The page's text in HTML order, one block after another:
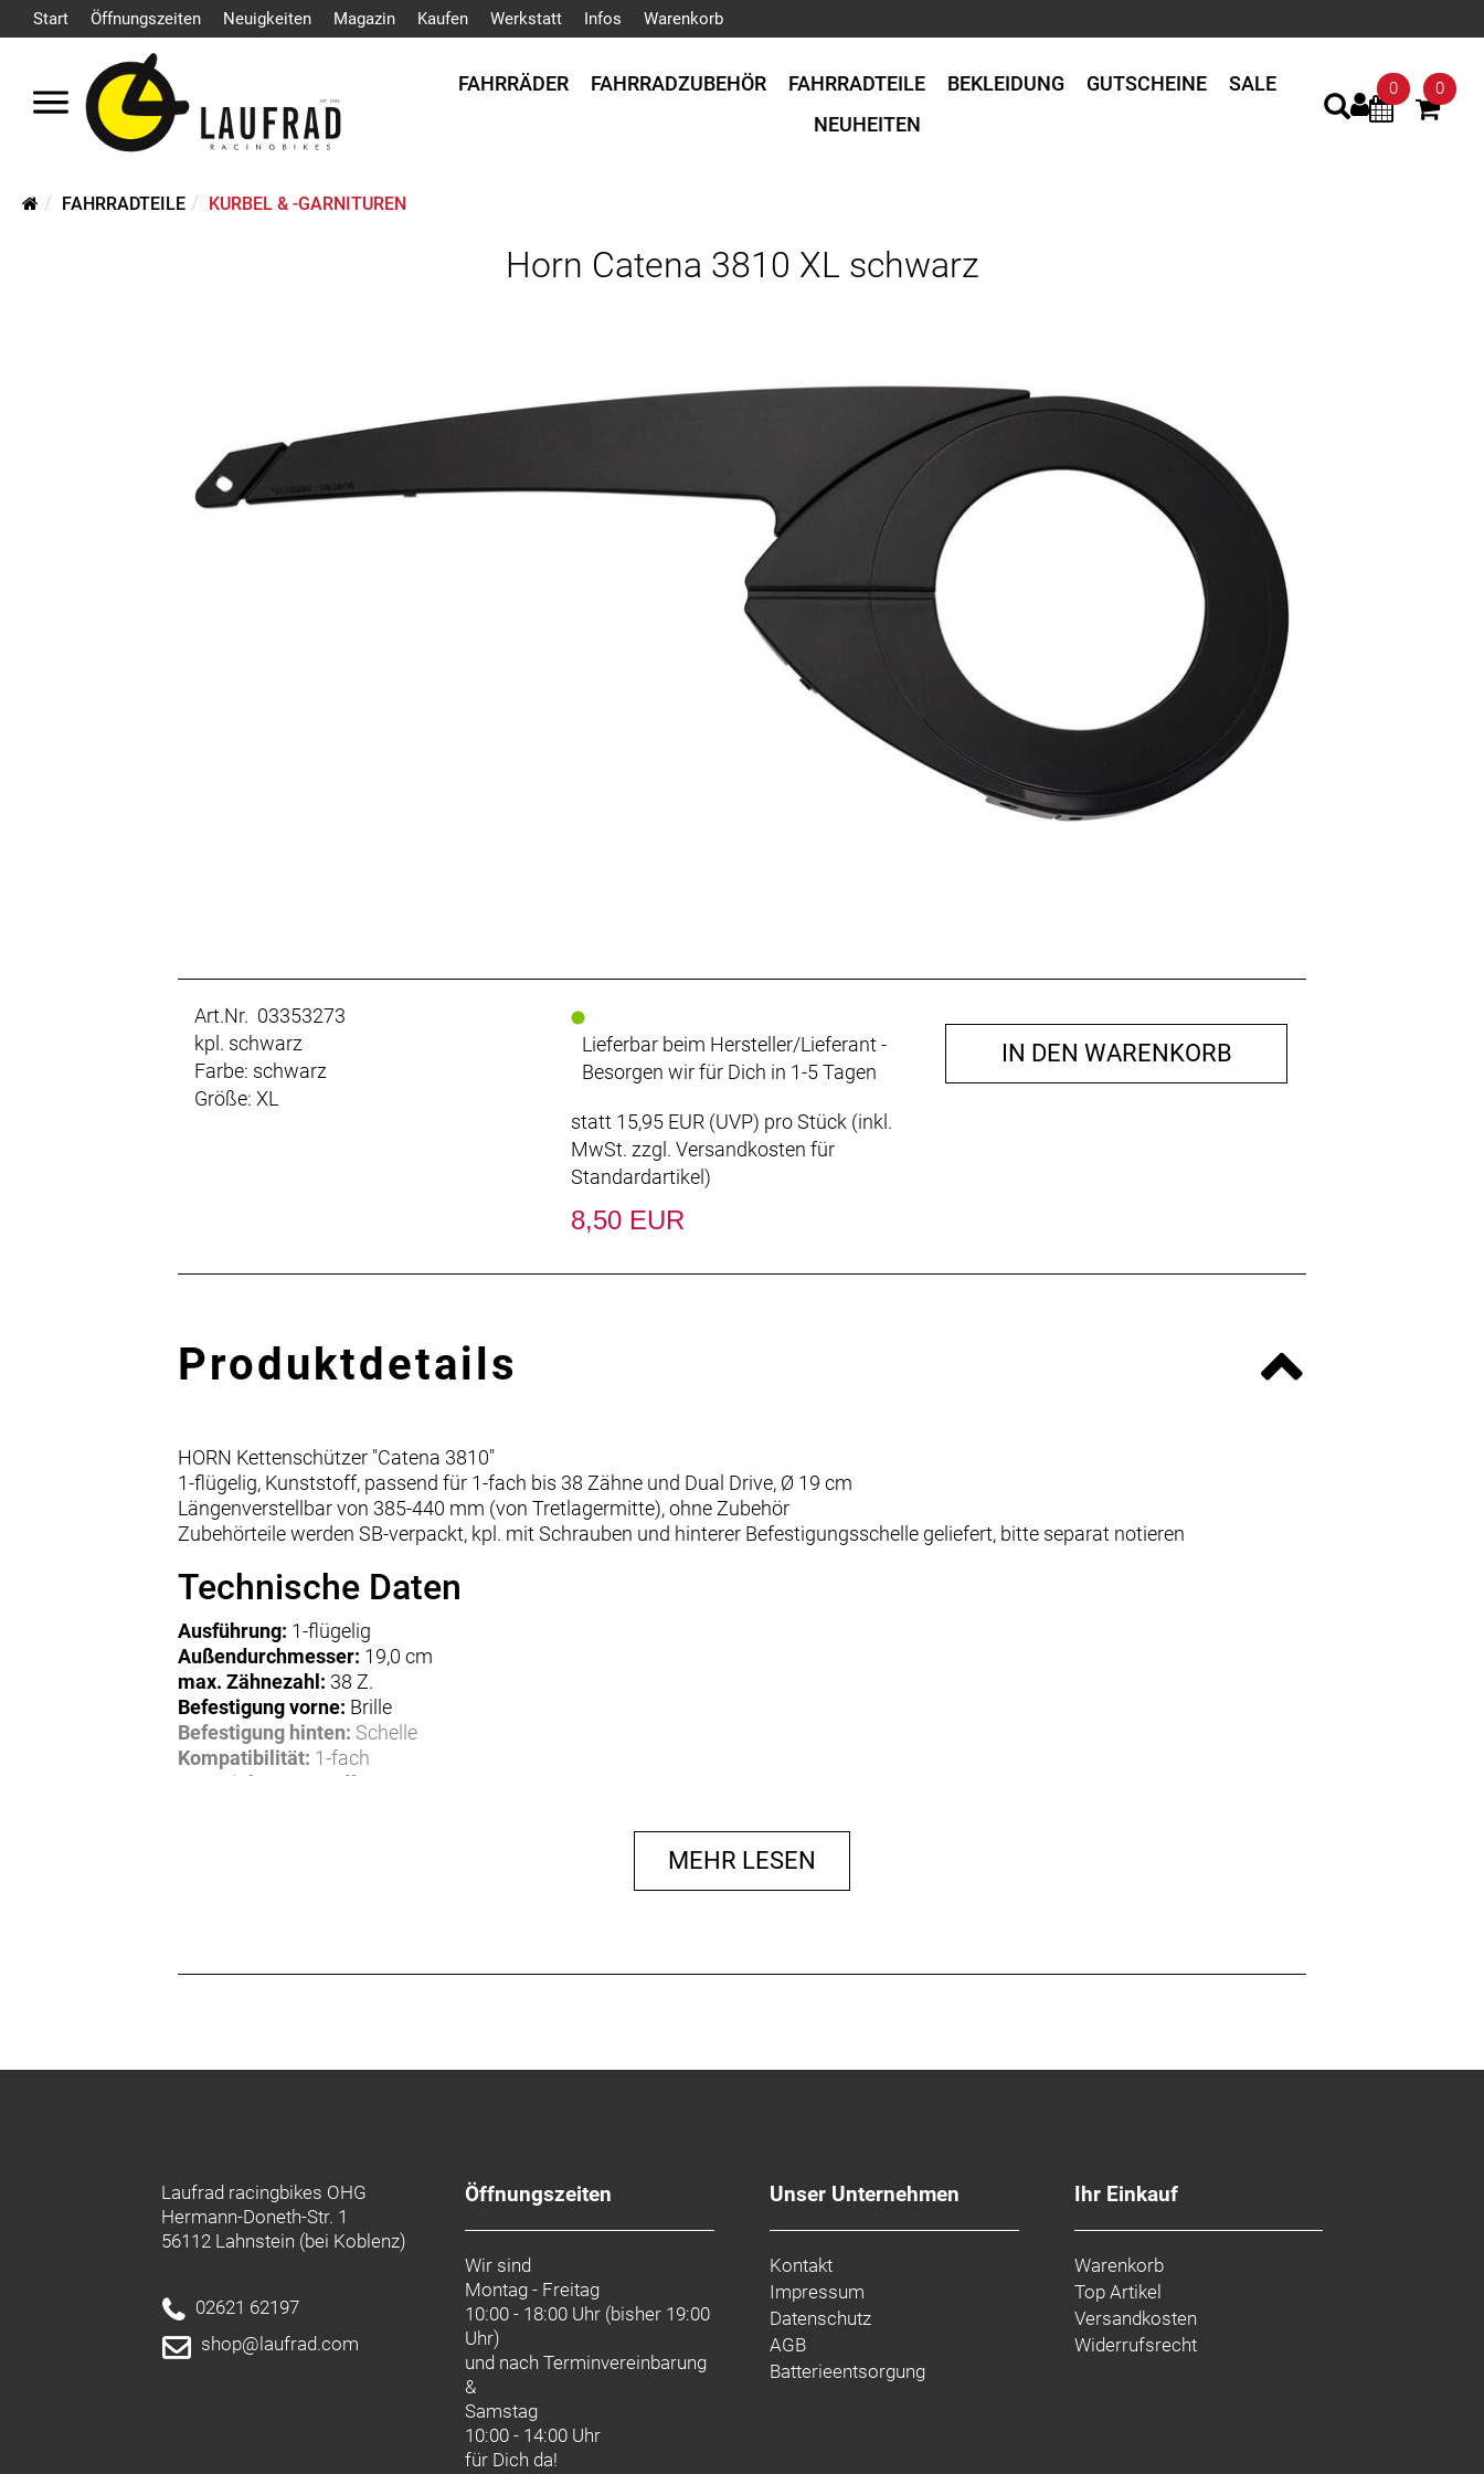
Start Öffnungszeiten Neuigkeiten Magazin Kaufen Werkstatt Infos Warenkorb
FAHRRÄDER FAHRRADZUBEHÖR FAHRRADTEILE BEKLEIDUNG GUTSCHEINE
SALE
NEUHEITEN
0 0
FAHRRADTEILE KURBEL & -GARNITUREN
Horn Catena 3810 XL schwarz
Art.Nr. 03353273
kpl. schwarz
Farbe: schwarz
Größe: XL
Lieferbar beim Hersteller/Lieferant -
Besorgen wir für Dich in 1-5 Tagen
statt 15,95 EUR (UVP) pro Stück (inkl.
MwSt. zzgl. Versandkosten für
Standardartikel)
8,50 EUR
IN DEN WARENKORB
Produktdetails
HORN Kettenschützer "Catena 3810"
1-flügelig, Kunststoff, passend für 1-fach bis 38 Zähne und Dual Drive, Ø 19 cm
Längenverstellbar von 385-440 mm (von Tretlagermitte), ohne Zubehör
Zubehörteile werden SB-verpackt, kpl. mit Schrauben und hinterer Befestigungsschelle geliefert, bitte separat notieren
Technische Daten
Ausführung: 1-flügelig
Außendurchmesser: 19,0 cm
max. Zähnezahl: 38 Z.
Befestigung vorne: Brille
Befestigung hinten: Schelle
Kompatibilität: 1-fach
Material:
Kunststoff
MEHR LESEN
Laufrad racingbikes OHG
Hermann-Doneth-Str. 1
56112 Lahnstein (bei Koblenz)
02621 62197
shop@laufrad.com
Öffnungszeiten
Wir sind
Montag - Freitag
10:00 - 18:00 Uhr (bisher 19:00
Uhr)
und nachTerminvereinbarung
&
Samstag
10:00 - 14:00 Uhr
für Dich da!
Unser Unternehmen
Kontakt
Impressum
Datenschutz
AGB
Batterieentsorgung
Ihr Einkauf
Warenkorb
Top Artikel
Versandkosten
Widerrufsrecht